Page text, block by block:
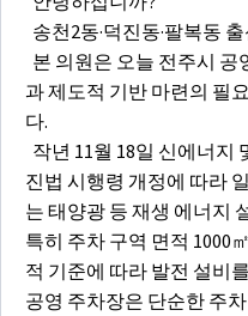
송천2동·덕진동·팔복동
본 의원은 오늘 전주시 공
과 제도적 기반 마련의 필
다.
작년 11월 18일 신에너지
진법 시행령 개정에 따라
는 태양광 등 재생 에너지
특히 주차 구역 면적 1000
적 기준에 따라 발전 설비
공영 주차장은 단순한 주